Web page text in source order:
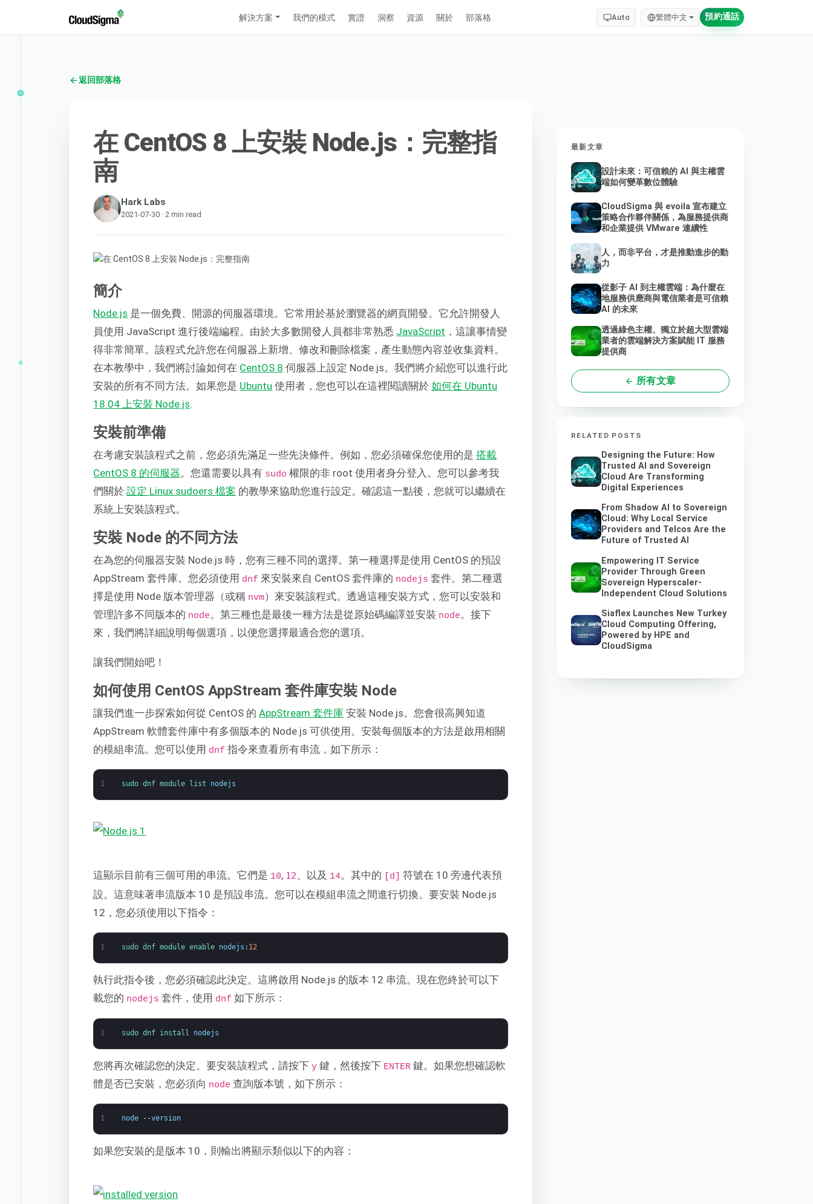
解決方案 我們的模式 實證 洞察 資源 關於 部落格 Auto 繁體中文 預約通話
返回部落格
在 CentOS 8 上安裝 Node.js：完整指
南
Hark Labs
2021-07-30 · 2 min read
簡介
Node.js 是一個免費、開源的伺服器環境。它常用於基於瀏覽器的網頁開發。它允許開發人
員使用 JavaScript 進行後端編程。由於大多數開發人員都非常熟悉 JavaScript ，這讓事情變
得非常簡單。該程式允許您在伺服器上新增、修改和刪除檔案，產生動態內容並收集資料。
在本教學中，我們將討論如何在 CentOS 8 伺服器上設定 Node.js。我們將介紹您可以進行此
安裝的所有不同方法。如果您是 Ubuntu 使用者，您也可以在這裡閱讀關於如何在 Ubuntu
18.04 上安裝 Node.js
安裝前準備
在考慮安裝該程式之前，您必須先滿足一些先決條件。例如，您必須確保您使用的是搭載
CentOS 8 的伺服器。您還需要以具有 sudo 權限的非 root 使用者身分登入。您可以參考我
們關於設定 Linux sudoers 檔案 的教學來協助您進行設定。確認這一點後，您就可以繼續在
系統上安裝該程式。
安裝 Node 的不同方法
在為您的伺服器安裝 Node.js 時，您有三種不同的選擇。第一種選擇是使用 CentOS 的預設
AppStream 套件庫。您必須使用 dnf 來安裝來自 CentOS 套件庫的 nodejs 套件。第二種選
擇是使用 Node 版本管理器（或稱 nvm）來安裝該程式。透過這種安裝方式，您可以安裝和
管理許多不同版本的 node。第三種也是最後一種方法是從原始碼編譯並安裝 node。接下
來，我們將詳細說明每個選項，以便您選擇最適合您的選項。
讓我們開始吧！
如何使用 CentOS AppStream 套件庫安裝 Node
讓我們進一步探索如何從 CentOS 的AppStream 套件庫 安裝 Node.js。您會很高興知道
AppStream 軟體套件庫中有多個版本的 Node.js 可供使用。安裝每個版本的方法是啟用相關
的模組串流。您可以使用 dnf 指令來查看所有串流，如下所示：
1 sudo dnf module list nodejs
這顯示目前有三個可用的串流。它們是 10, 12、以及 14。其中的 [d]
符號在 10 旁邊代表預
設。這意味著串流版本 10 是預設串流。您可以在模組串流之間進行切換。要安裝 Node.js
12，您必須使用以下指令：
1 sudo dnf module enable nodejs : 12
執行此指令後，您必須確認此決定。這將啟用 Node.js 的版本 12 串流。現在您終於可以下
載您的 nodejs 套件，使用 dnf 如下所示：
1 sudo dnf install nodejs
您將再次確認您的決定。要安裝該程式，請按下y 鍵，然後按下 ENTER 鍵。如果您想確認軟
體是否已安裝，您必須向 node 查詢版本號，如下所示：
1 node --version
如果您安裝的是版本 10，則輸出將顯示類似以下的內容：
最新文章
設計未來：可信賴的 AI 與主權雲
端如何變革數位體驗
CloudSigma 與 evoila 宣布建立
策略合作夥伴關係，為服務提供商
和企業提供 VMware 連續性
人，而非平台，才是推動進步的動
力
從影子 AI 到主權雲端：為什麼在
地服務供應商與電信業者是可信賴
AI 的未來
透過綠色主權、獨立於超大型雲端
業者的雲端解決方案賦能 IT 服務
提供商
所有文章
RELATED POSTS
Designing the Future: How
Trusted AI and Sovereign
Cloud Are Transforming
Digital Experiences
From Shadow AI to Sovereign
Cloud: Why Local Service
Providers and Telcos Are the
Future of Trusted AI
Empowering IT Service
Provider Through Green
Sovereign Hyperscaler-
Independent Cloud Solutions
Siaflex Launches New Turkey
Cloud Computing Offering,
Powered by HPE and
CloudSigma